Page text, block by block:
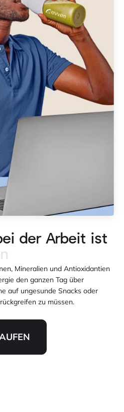
Mineralien und Antioxidantien
den ganzen Tag über
auf ungesunde Snacks oder
zu müssen.